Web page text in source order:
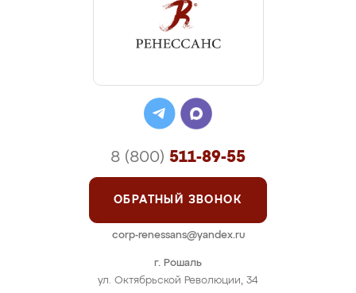
г. Рошаль
ул. Октябрьской Революции, 34
8 (800) 511-89-55
ОБРАТНЫЙ ЗВОНОК
corp-renessans@yandex.ru